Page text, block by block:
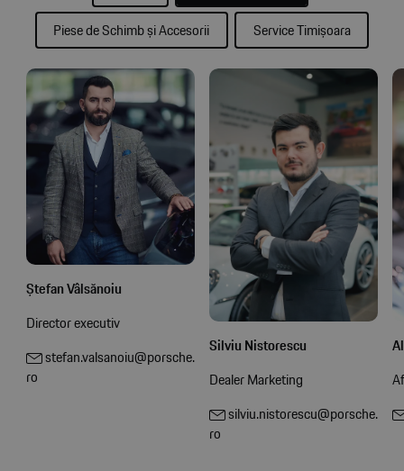
Piese de Schimb și Accesorii
Service Timișoara
Ștefan Vâlsănoiu
Director executiv
stefan.valsanoiu@porsche.
ro
Silviu Nistorescu
Dealer Marketing
silviu.nistorescu@porsche.
ro